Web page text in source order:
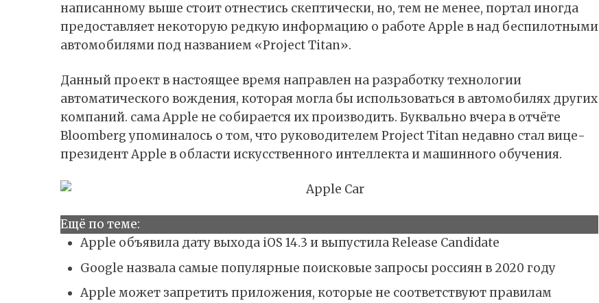
написанному выше стоит отнестись скептически, но, тем не менее, портал иногда
предоставляет некоторую редкую информацию о работе Apple в над беспилотными
автомобилями под названием «Project Titan».
Данный проект в настоящее время направлен на разработку технологии
автоматического вождения, которая могла бы использоваться в автомобилях других
компаний. сама Apple не собирается их производить. Буквально вчера в отчёте
Bloombergупоминалось о том, что руководителем Project Titan недавно стал вице-
президент Apple в области искусственного интеллекта и машинного обучения.
Ещё по теме:
Apple объявила дату выхода iOS 14.3 и выпустила Release Candidate
Google назвала самые популярные поисковые запросы россиян в 2020 году
Apple может запретить приложения, которые не соответствуют правилам